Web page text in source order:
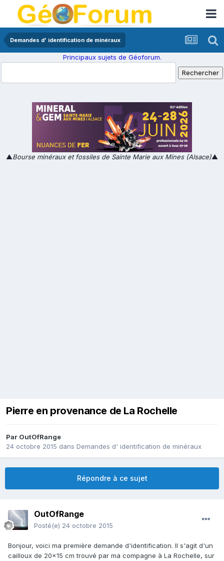
Demandes d' identification de minéraux
Principaux sujets de Géoforum.
▲Bourse minéraux et fossiles de Sainte Marie aux Mines (Alsace)▲
Pierre en provenance de La Rochelle
Par OutOfRange
24 octobre 2015 dans Demandes d' identification de minéraux
Répondre à ce sujet
OutOfRange
Posté(e) 24 octobre 2015
Bonjour, voici ma première demande d'identification. Il s'agit d'un
cailloux de 20x15 cm trouvé par ma compagne à La Rochelle, sur